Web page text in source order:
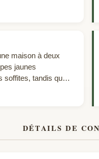
satellites de fourmis
maison à deux
jaunes
soffites, tandis que
dans les murs ou
DÉTAILS DE